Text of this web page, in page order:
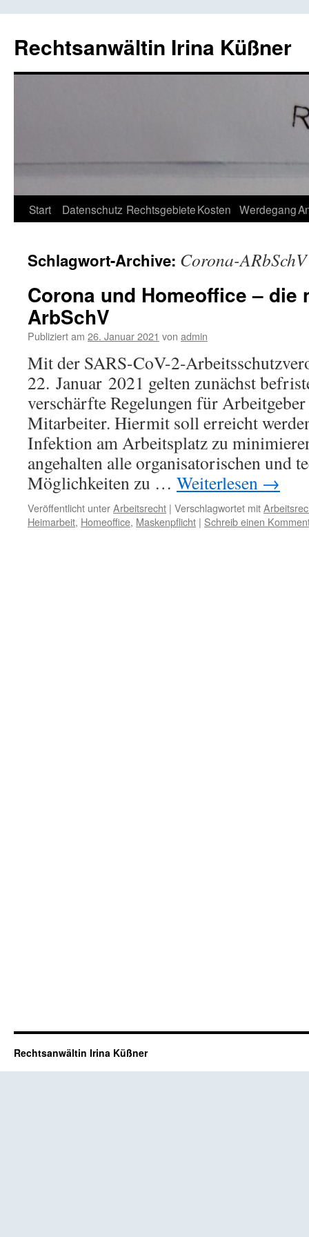
Rechtsanwältin Irina Küßner
Springe
Inhalt
Start Datenschutz RechtsgebieteKosten Werdegang
Schlagwort-Archive: Corona-ARbSchV
Corona und Homeoffice – die
ArbSchV
Publiziert am 26. Januar 2021 von admin
Mit der SARS-CoV-2-
22. Januar 2021 gelten zunächst
verschärfte Regelungen für
Mitarbeiter. Hiermit soll erreicht
Infektion am Arbeitsplatz zu
angehalten alle organisatorischen und
Möglichkeiten zu … Weiterlesen →
Veröffentlicht unterArbeitsrecht | Verschlagwortet mit
Heimarbeit, Homeoffice, Maskenpflicht | Schreib einen
Rechtsanwältin Irina Küßner